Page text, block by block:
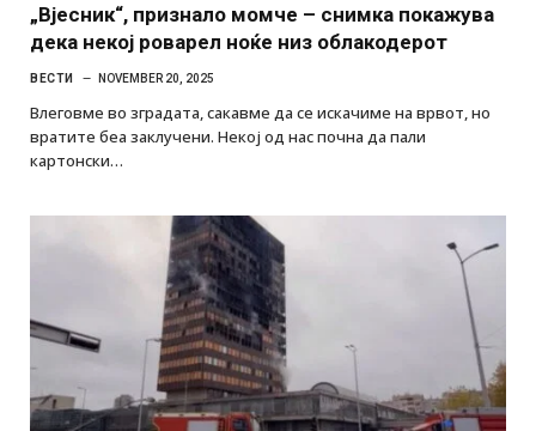
„Вјесник“, признало момче – снимка покажува
дека некој роварел ноќе низ облакодерот
ВЕСТИ NOVEMBER 20, 2025
Влеговме во зградата, сакавме да се искачиме на врвот, но
вратите беа заклучени. Некој од нас почна да пали
картонски…